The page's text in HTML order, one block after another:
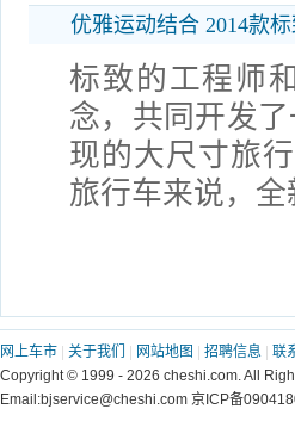
优雅运动结合 2014款标
标致的工程师
念，共同开发
现的大尺寸旅
旅行车来说，
网上车市 关于我们 网站地图 招聘信息 联
Copyright © 1999 - 2026 cheshi.com. All
Email:bjservice@cheshi.com 京ICP备